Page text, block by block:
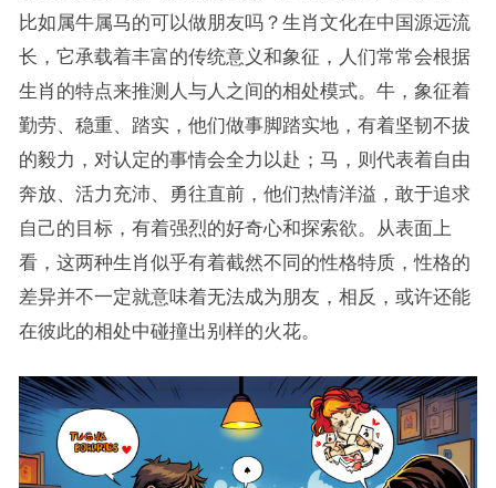
比如属牛属马的可以做朋友吗？生肖文化在中国源远流
长，它承载着丰富的传统意义和象征，人们常常会根据
生肖的特点来推测人与人之间的相处模式。牛，象征着
勤劳、稳重、踏实，他们做事脚踏实地，有着坚韧不拔
的毅力，对认定的事情会全力以赴；马，则代表着自由
奔放、活力充沛、勇往直前，他们热情洋溢，敢于追求
自己的目标，有着强烈的好奇心和探索欲。从表面上
看，这两种生肖似乎有着截然不同的性格特质，性格的
差异并不一定就意味着无法成为朋友，相反，或许还能
在彼此的相处中碰撞出别样的火花。